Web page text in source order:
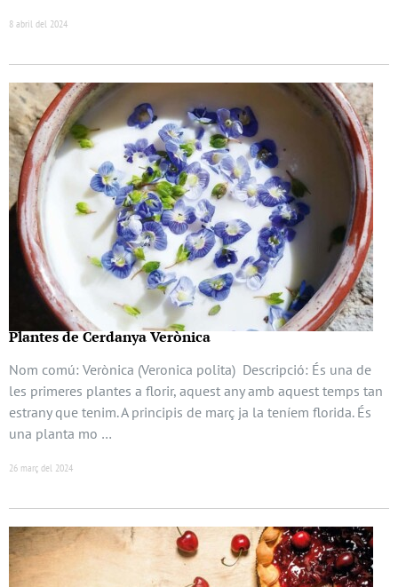
8 abril del 2024
Plantes de Cerdanya Verònica
Nom comú: Verònica (Veronica polita) Descripció: És una de
les primeres plantes a florir, aquest any amb aquest temps tan
estrany que tenim. A principis de març ja la teníem florida. És
una planta mo …
26 març del 2024